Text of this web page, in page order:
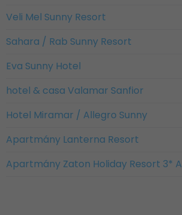
Veli Mel Sunny Resort
Sahara / Rab Sunny Resort
Eva Sunny Hotel
hotel & casa Valamar Sanfior
Hotel Miramar / Allegro Sunny
Apartmány Lanterna Resort
Apartmány Zaton Holiday Resort 3* A